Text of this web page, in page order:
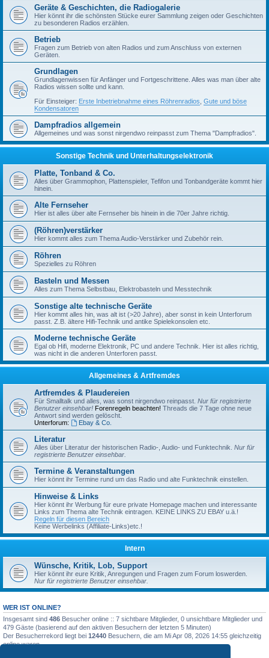
Geräte & Geschichten, die Radiogalerie
Hier könnt ihr die schönsten Stücke eurer Sammlung zeigen oder Geschichten
zu besonderen Radios erzählen.
Betrieb
Fragen zum Betrieb von alten Radios und zum Anschluss von externen
Geräten.
Grundlagen
Grundlagenwissen für Anfänger und Fortgeschrittene. Alles was man über alte
Radios wissen sollte und kann.
Für Einsteiger: Erste Inbetriebnahme eines Röhrenradios Gute und böse
Kondensatoren
Dampfradios allgemein
Allgemeines und was sonst nirgendwo reinpasst zum Thema "Dampfradios".
Sonstige Technik und Unterhaltungselektronik
Platte, Tonband & Co.
Alles über Grammophon, Plattenspieler, Tefifon und Tonbandgeräte kommt hier
hinein.
Alte Fernseher
Hier ist alles über alte Fernseher bis hinein in die 70er Jahre richtig.
(Röhren)verstärker
Hier kommt alles zum Thema Audio-Verstärker und Zubehör rein.
Röhren
Spezielles zu Röhren
Basteln und Messen
Alles zum Thema Selbstbau, Elektrobasteln und Messtechnik
Sonstige alte technische Geräte
Hier kommt alles hin, was alt ist (>20 Jahre), aber sonst in kein Unterforum
passt. Z.B. ältere Hifi-Technik und antike Spielekonsolen etc.
Moderne technische Geräte
Egal ob Hifi, moderne Elektronik, PC und andere Technik. Hier ist alles richtig,
was nicht in die anderen Unterforen passt.
Allgemeines & Artfremdes
Artfremdes & Plaudereien
Für Smalltalk und alles, was sonst nirgendwo reinpasst. Nur für registrierte
Benutzer einsehbar! Forenregeln beachten! Threads die 7 Tage ohne neue
Antwort sind werden gelöscht.
Unterforum:
Ebay & Co.
Literatur
Alles über Literatur der historischen Radio-, Audio- und Funktechnik. Nur für
registrierte Benutzer einsehbar.
Termine & Veranstaltungen
Hier könnt ihr Termine rund um das Radio und alte Funktechnik einstellen.
Hinweise & Links
Hier könnt ihr Werbung für eure private Homepage machen und interessante
Links zum Thema alte Technik eintragen. KEINE LINKS ZU EBAY u.ä.!
Regeln für diesen Bereich
Keine Werbelinks (Affiliate-Links)etc.!
Intern
Wünsche, Kritik, Lob, Support
Hier könnt ihr eure Kritik, Anregungen und Fragen zum Forum loswerden.
Nur für registrierte Benutzer einsehbar.
WER IST ONLINE?
Insgesamt sind 486 Besucher online :: 7 sichtbare Mitglieder, 0 unsichtbare Mitglieder und
479 Gäste (basierend auf den aktiven Besuchern der letzten 5 Minuten)
Der Besucherrekord liegt bei 12440 Besuchern, die am Mi Apr 08, 2026 14:55 gleichzeitig
online waren.